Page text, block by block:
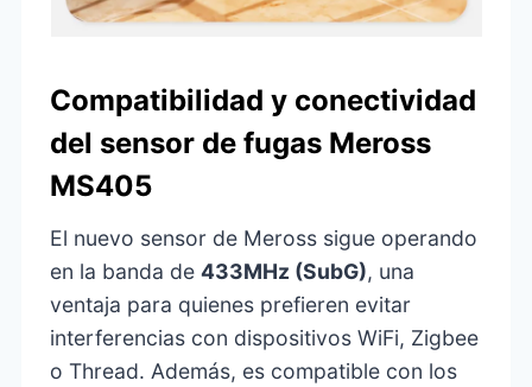
Compatibilidad y conectividad
del sensor de fugas Meross
MS405
El nuevo sensor de Meross sigue operando
en la banda de433MHz (SubG), una
ventaja para quienes prefieren evitar
interferencias con dispositivos WiFi, Zigbee
o Thread. Además, es compatible con los